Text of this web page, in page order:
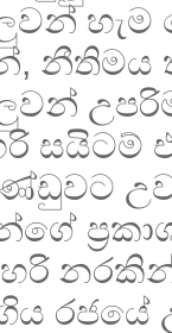
හැම
සයිටම්
රජයේ